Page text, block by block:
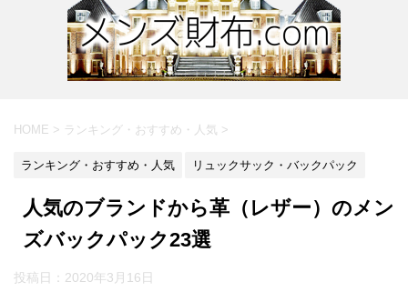
HOME > ランキング・おすすめ・人気 >
ランキング・おすすめ・人気 リュックサック・バックパック
人気のブランドから革（レザー）のメン
ズバックパック23選
投稿日： 2020年3月16日